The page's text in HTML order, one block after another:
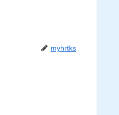
myhrtks